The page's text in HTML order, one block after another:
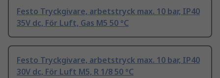
Festo Tryckgivare, arbetstryck max. 10 bar, IP40
35V dc, För Luft, Gas M5 50 °C
Festo Tryckgivare, arbetstryck max. 10 bar, IP40
30V dc, För Luft M5, R 1/8 50 °C